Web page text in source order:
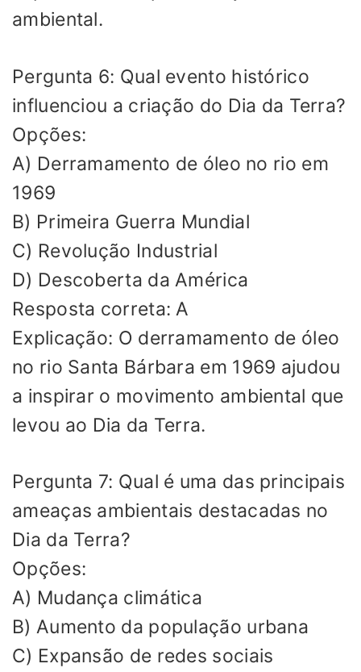
ambiental.
Pergunta 6: Qual evento histórico
influenciou a criação do Dia da Terra?
Opções:
A) Derramamento de óleo no rio em
1969
B) Primeira Guerra Mundial
C) Revolução Industrial
D) Descoberta da América
Resposta correta: A
Explicação: O derramamento de óleo
no rio Santa Bárbara em 1969 ajudou
a inspirar o movimento ambiental que
levou ao Dia da Terra.
Pergunta 7: Qual é uma das principais
ameaças ambientais destacadas no
Dia da Terra?
Opções:
A) Mudança climática
B) Aumento da população urbana
C) Expansão de redes sociais